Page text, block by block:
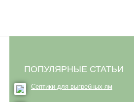
ПОПУЛЯРНЫЕ СТАТЬИ
Септики для выгребных ям